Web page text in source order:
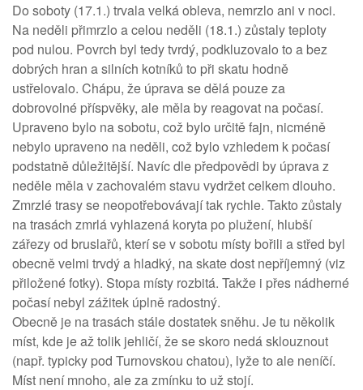
Do soboty (17.1.) trvala velká obleva, nemrzlo ani v noci.
Na neděli přimrzlo a celou neděli (18.1.) zůstaly teploty
pod nulou. Povrch byl tedy tvrdý, podkluzovalo to a bez
dobrých hran a silních kotníků to při skatu hodně
ustřelovalo. Chápu, že úprava se dělá pouze za
dobrovolné příspvěky, ale měla by reagovat na počasí.
Upraveno bylo na sobotu, což bylo určitě fajn, nicméně
nebylo upraveno na neděli, což bylo vzhledem k počasí
podstatně důležitější. Navíc dle předpovědi by úprava z
neděle měla v zachovalém stavu vydržet celkem dlouho.
Zmrzlé trasy se neopotřebovávají tak rychle. Takto zůstaly
na trasách zmrlá vyhlazená koryta po plužení, hlubší
zářezy od bruslařů, kterí se v sobotu místy bořili a střed byl
obecně velmi trvdý a hladký, na skate dost nepříjemný (viz
přiložené fotky). Stopa místy rozbitá. Takže i přes nádherné
počasí nebyl zážitek úplně radostný.
Obecně je na trasách stále dostatek sněhu. Je tu několik
míst, kde je až tolik jehličí, že se skoro nedá sklouznout
(např. typicky pod Turnovskou chatou), lyže to ale neníčí.
Míst není mnoho, ale za zmínku to už stojí.